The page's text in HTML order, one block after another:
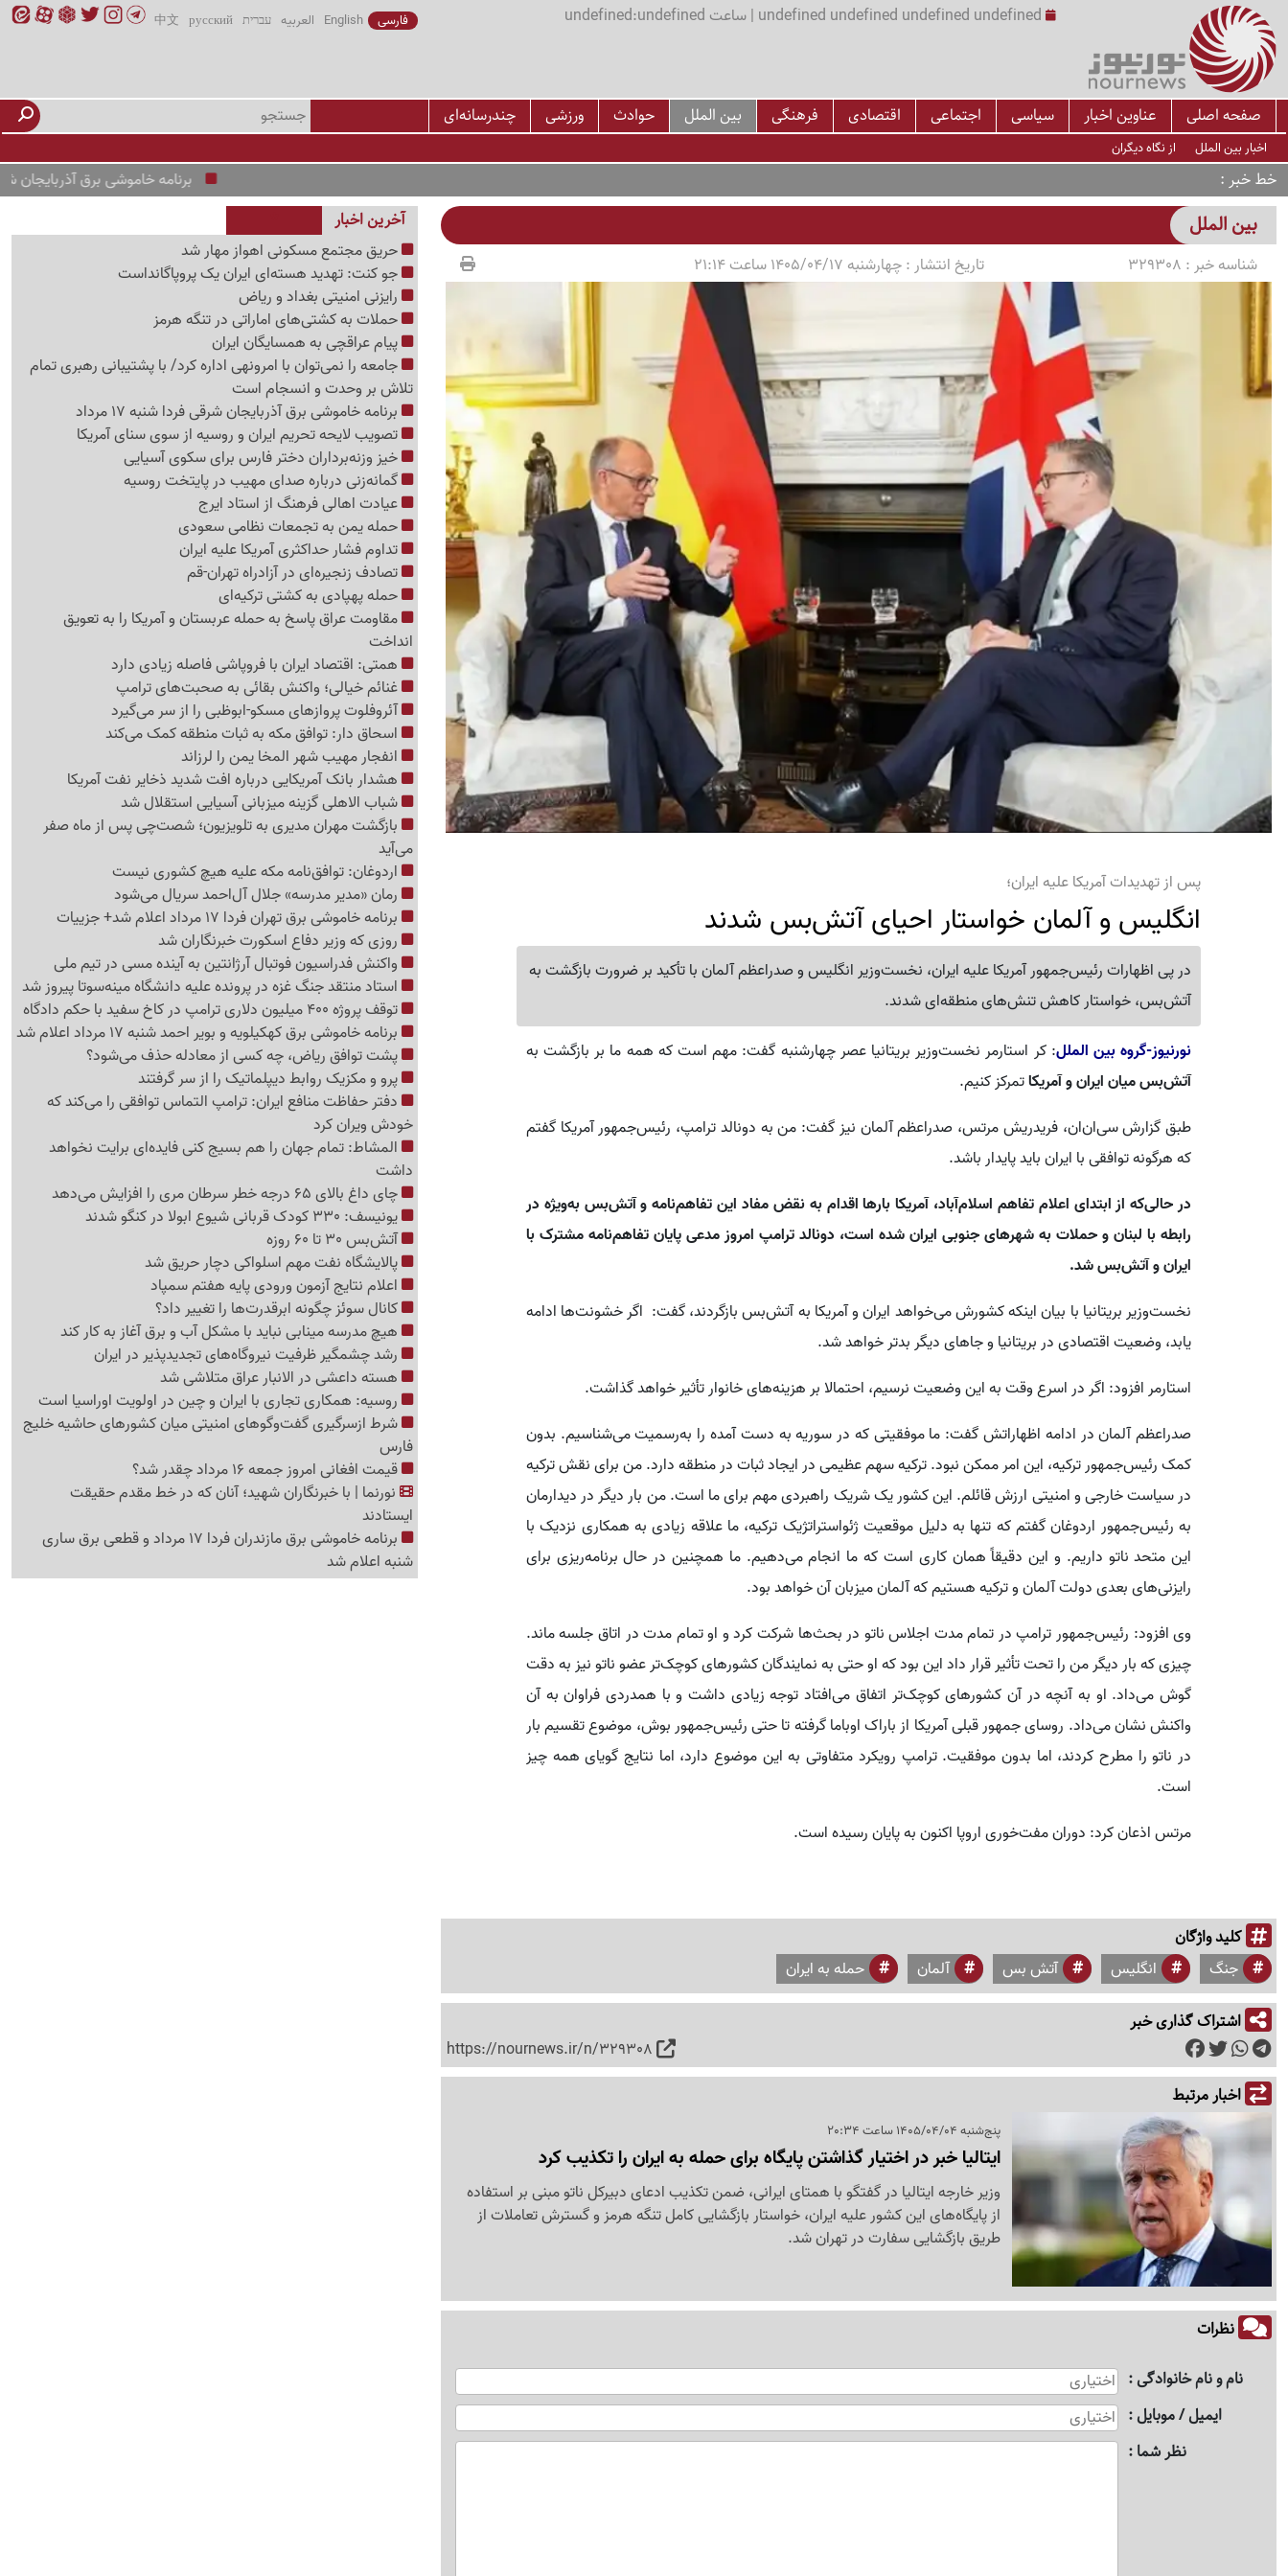
undefined undefined undefined undefined | ساعت undefined:undefined فارسی English العربیه עברית русский
中文
صفحه اصلی عناوین اخبار سیاسی اجتماعی اقتصادی فرهنگی بین الملل حوادث ورزشی چندرسانه‌ای
اخبار بین الملل از نگاه دیگران
خط خبر برنامه خاموشی برق آذربایجان شرقی فردا شنبه
بین الملل
شناسه خبر : 329308 تاریخ انتشار :چهارشنبه 1405/04/17 ساعت 21:14
پس از تهدیدات آمریکا علیه ایران؛
انگلیس و آلمان خواستار احیای آتش‌بس شدند
در پی اظهارات رئیس‌جمهور آمریکا علیه ایران، نخست‌وزیر انگلیس و صدراعظم آلمان با تأکید بر ضرورت بازگشت به
آتش‌بس، خواستار کاهش تنش‌های منطقه‌ای شدند.
نورنیوز-گروه بین الملل: کر استارمر نخست‌وزیر بریتانیا عصر چهارشنبه گفت: مهم است که همه ما بر بازگشت به
آتش‌بس میان ایران و آمریکاتمرکز کنیم.
طبق گزارش سی‌ان‌ان، فریدریش مرتس، صدراعظم آلمان نیز گفت: من به دونالد ترامپ، رئیس‌جمهور آمریکا گفتم
که هرگونه توافقی با ایران باید پایدار باشد.
در حالی‌که از ابتدای اعلام تفاهم اسلام‌آباد، آمریکا بارها اقدام به نقض مفاد این تفاهم‌نامه و آتش‌بس به‌ویژه در
رابطه با لبنان و حملات به شهرهای جنوبی ایران شده است، دونالد ترامپ امروز مدعی پایان تفاهم‌نامه مشترک با
ایران و آتش‌بس شد.
نخست‌وزیر بریتانیا با بیان اینکه کشورش می‌خواهد ایران و آمریکا به آتش‌بس بازگردند، گفت: اگر خشونت‌ها ادامه
یابد، وضعیت اقتصادی در بریتانیا و جاهای دیگر بدتر خواهد شد.
استارمر افزود: اگر در اسرع وقت به این وضعیت نرسیم، احتمالا بر هزینه‌های خانوار تأثیر خواهد گذاشت.
صدراعظم آلمان در ادامه اظهاراتش گفت: ما موفقیتی که در سوریه به دست آمده را به‌رسمیت می‌شناسیم. بدون
کمک رئیس‌جمهور ترکیه، این امر ممکن نبود. ترکیه سهم عظیمی در ایجاد ثبات در منطقه دارد. من برای نقش ترکیه
در سیاست خارجی و امنیتی ارزش قائلم. این کشور یک شریک راهبردی مهم برای ما است. من بار دیگر در دیدارمان
به رئیس‌جمهور اردوغان گفتم که تنها به دلیل موقعیت ژئواستراتژیک ترکیه، ما علاقه زیادی به همکاری نزدیک با
این متحد ناتو داریم. و این دقیقاً همان کاری است که ما انجام می‌دهیم. ما همچنین در حال برنامه‌ریزی برای
رایزنی‌های بعدی دولت آلمان و ترکیه هستیم که آلمان میزبان آن خواهد بود.
وی افزود: رئیس‌جمهور ترامپ در تمام مدت اجلاس ناتو در بحث‌ها شرکت کرد و او تمام مدت در اتاق جلسه ماند.
چیزی که بار دیگر من را تحت تأثیر قرار داد این بود که او حتی به نمایندگان کشورهای کوچک‌تر عضو ناتو نیز به دقت
گوش می‌داد. او به آنچه در آن کشورهای کوچک‌تر اتفاق می‌افتاد توجه زیادی داشت و با همدردی فراوان به آن
واکنش نشان می‌داد. روسای جمهور قبلی آمریکا از باراک اوباما گرفته تا حتی رئیس‌جمهور بوش، موضوع تقسیم بار
در ناتو را مطرح کردند، اما بدون موفقیت. ترامپ رویکرد متفاوتی به این موضوع دارد، اما نتایج گویای همه چیز
است.
مرتس اذعان کرد: دوران مفت‌خوری اروپا اکنون به پایان رسیده است.
کلید واژگان
جنگ انگلیس آتش بس آلمان حمله به ایران
اشتراک گذاری خبر
https://nournews.ir/n/329308
اخبار مرتبط
پنج‌شنبه 1405/04/04 ساعت 20:34
ایتالیا خبر در اختیار گذاشتن پایگاه برای حمله به ایران را تکذیب کرد
وزیر خارجه ایتالیا در گفتگو با همتای ایرانی، ضمن تکذیب ادعای دبیرکل ناتو مبنی بر استفاده
از پایگاه‌های این کشور علیه ایران، خواستار بازگشایی کامل تنگه هرمز و گسترش تعاملات از
طریق بازگشایی سفارت در تهران شد.
نظرات
نام و نام خانوادگی
ایمیل / موبایل
نظر شما
آخرین اخبار
حریق مجتمع مسکونی اهواز مهار شد
جو کنت: تهدید هسته‌ای ایران یک پروپاگانداست
رایزنی امنیتی بغداد و ریاض
حملات به کشتی‌های اماراتی در تنگه هرمز
پیام عراقچی به همسایگان ایران
جامعه را نمی‌توان با امرونهی اداره کرد/ با پشتیبانی رهبری تمام
تلاش بر وحدت و انسجام است
برنامه خاموشی برق آذربایجان شرقی فردا شنبه 17 مرداد
تصویب لایحه تحریم ایران و روسیه از سوی سنای آمریکا
خیز وزنه‌برداران دختر فارس برای سکوی آسیایی
گمانه‌زنی درباره صدای مهیب در پایتخت روسیه
عیادت اهالی فرهنگ از استاد ایرج
حمله یمن به تجمعات نظامی سعودی
تداوم فشار حداکثری آمریکا علیه ایران
تصادف زنجیره‌ای در آزادراه تهران-قم
حمله پهپادی به کشتی ترکیه‌ای
مقاومت عراق پاسخ به حمله عربستان و آمریکا را به تعویق
انداخت
همتی: اقتصاد ایران با فروپاشی فاصله زیادی دارد
غنائم خیالی؛ واکنش بقائی به صحبت‌های ترامپ
آئروفلوت پروازهای مسکو-ابوظبی را از سر می‌گیرد
اسحاق دار: توافق مکه به ثبات منطقه کمک می‌کند
انفجار مهیب شهر المخا یمن را لرزاند
هشدار بانک آمریکایی درباره افت شدید ذخایر نفت آمریکا
شباب الاهلی گزینه میزبانی آسیایی استقلال شد
بازگشت مهران مدیری به تلویزیون؛ شصت‌چی پس از ماه صفر
می‌آید
اردوغان: توافق‌نامه مکه علیه هیچ کشوری نیست
رمان «مدیر مدرسه» جلال آل‌احمد سریال می‌شود
برنامه خاموشی برق تهران فردا 17 مرداد اعلام شد+ جزییات
روزی که وزیر دفاع اسکورت خبرنگاران شد
واکنش فدراسیون فوتبال آرژانتین به آینده مسی در تیم ملی
استاد منتقد جنگ غزه در پرونده علیه دانشگاه مینه‌سوتا پیروز شد
توقف پروژه 400 میلیون دلاری ترامپ در کاخ سفید با حکم دادگاه
برنامه خاموشی برق کهکیلویه و بویر احمد شنبه 17 مرداد اعلام شد
پشت توافق ریاض، چه کسی از معادله حذف می‌شود؟
پرو و مکزیک روابط دیپلماتیک را از سر گرفتند
دفتر حفاظت منافع ایران: ترامپ التماس توافقی را می‌کند که
خودش ویران کرد
المشاط: تمام جهان را هم بسیج کنی فایده‌ای برایت نخواهد
داشت
چای داغ بالای 65 درجه خطر سرطان مری را افزایش می‌دهد
یونیسف: 330 کودک قربانی شیوع ابولا در کنگو شدند
آتش‌بس 30 تا 60 روزه
پالایشگاه نفت مهم اسلواکی دچار حریق شد
اعلام نتایج آزمون ورودی پایه هفتم سمپاد
کانال سوئز چگونه ابرقدرت‌ها را تغییر داد؟
هیچ مدرسه مینابی نباید با مشکل آب و برق آغاز به کار کند
رشد چشمگیر ظرفیت نیروگاه‌های تجدیدپذیر در ایران
هسته داعشی در الانبار عراق متلاشی شد
روسیه: همکاری تجاری با ایران و چین در اولویت اوراسیا است
شرط ازسرگیری گفت‌وگوهای امنیتی میان کشورهای حاشیه خلیج
فارس
قیمت افغانی امروز جمعه 16 مرداد چقدر شد؟
نورنما | با خبرنگاران شهید؛ آنان که در خط مقدم حقیقت
ایستادند
برنامه خاموشی برق مازندران فردا 17 مرداد و قطعی برق ساری
شنبه اعلام شد